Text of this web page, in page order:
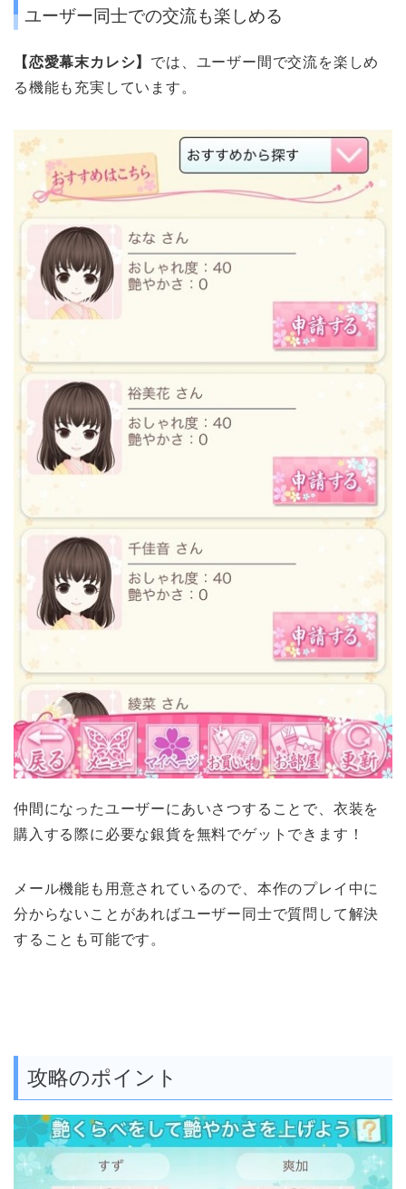
ユーザー同士での交流も楽しめる
【恋愛幕末カレシ】 では、ユーザー間で交流を楽しめ
る機能も充実しています。
仲間になったユーザーにあいさつすることで、衣装を
購入する際に必要な銀貨を無料でゲットできます！
メール機能も用意されているので、本作のプレイ中に
分からないことがあればユーザー同士で質問して解決
することも可能です。
攻略のポイント